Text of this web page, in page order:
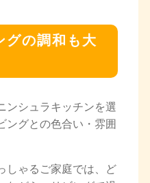
グの調和も大
ンシュラキッチンを選
ングとの色合い・雰囲
しゃるご家庭では、ど